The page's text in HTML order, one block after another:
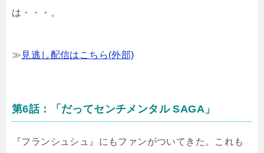
は・・・。
≫ 見逃し配信はこちら(外部)
第6話：「だってセンチメンタル SAGA」
『フランシュシュ』にもファンがついてきた。これも